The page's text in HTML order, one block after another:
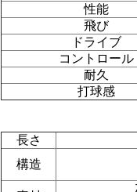
性能
飛び
ドライブ
コントロール
耐久
打球感
長さ
構造